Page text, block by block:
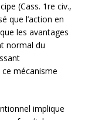
(Cass. 1re civ.,
que l’action en
les avantages
normal du
mécanisme
implique